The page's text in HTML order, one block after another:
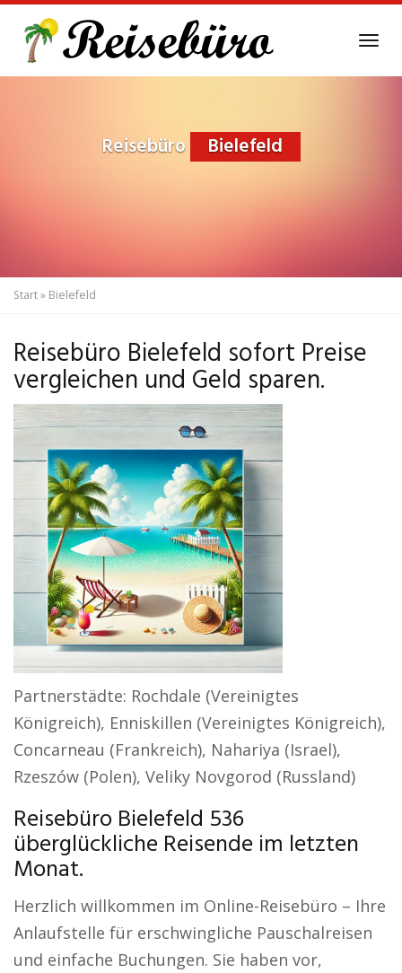
main
Reisebüro Bielefeld
Start» Bielefeld
Reisebüro Bielefeld sofort Preise
vergleichen und Geld sparen.
Partnerstädte: Rochdale (Vereinigtes
Königreich), Enniskillen (Vereinigtes Königreich),
Concarneau (Frankreich), Nahariya (Israel),
Rzeszów (Polen), Veliky Novgorod (Russland)
Reisebüro Bielefeld 536
überglückliche Reisende im letzten
Monat.
Herzlich willkommen im Online-Reisebüro – Ihre
Anlaufstelle für erschwingliche Pauschalreisen
und einfache Buchungen. Sie haben vor,